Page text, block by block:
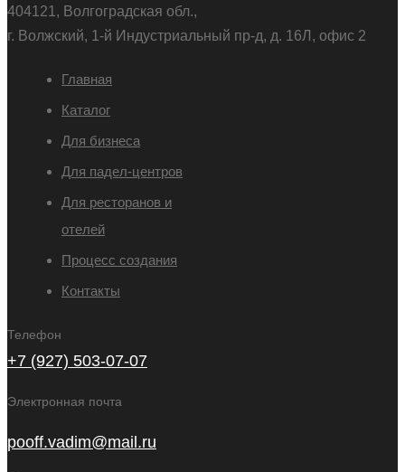
404121, Волгоградская обл.,
г. Волжский, 1-й Индустриальный пр-д, д. 16Л, офис 2
Главная
Каталог
Для бизнеса
Для падел-центров
Для ресторанов и
отелей
Процесс создания
Контакты
Телефон
+7 (927) 503-07-07
Электронная почта
pooff.vadim@mail.ru